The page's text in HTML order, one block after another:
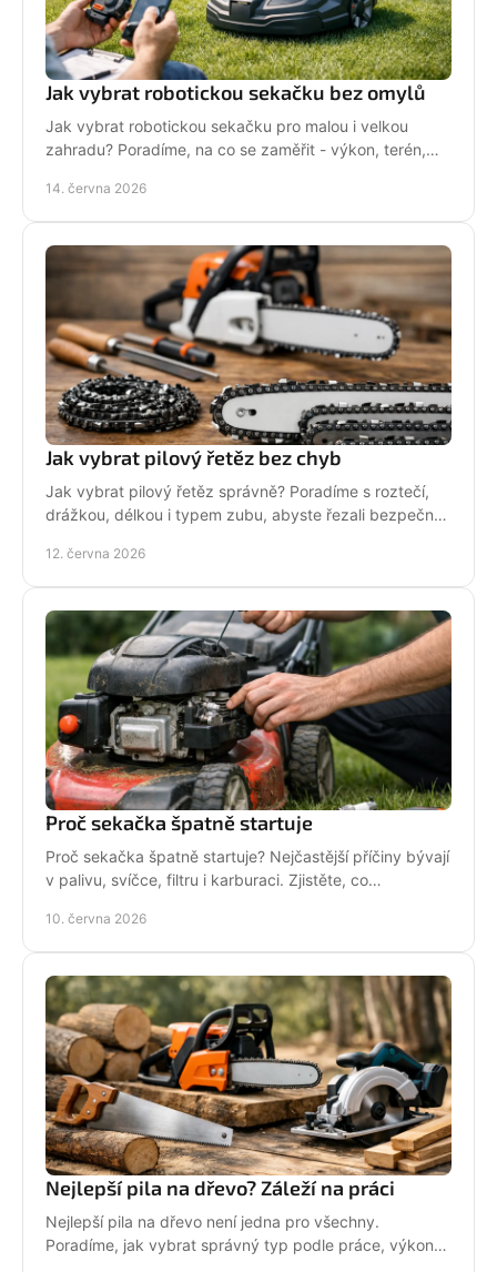
Jak vybrat robotickou sekačku bez omylů
Jak vybrat robotickou sekačku pro malou i velkou
zahradu? Poradíme, na co se zaměřit - výkon, terén,
14. června 2026
Jak vybrat pilový řetěz bez chyb
Jak vybrat pilový řetěz správně? Poradíme s roztečí,
drážkou, délkou i typem zubu, abyste řezali bezpečně,
12. června 2026
Proč sekačka špatně startuje
Proč sekačka špatně startuje? Nejčastější příčiny bývají
v palivu, svíčce, filtru i karburaci. Zjistěte, co
10. června 2026
Nejlepší pila na dřevo? Záleží na práci
Nejlepší pila na dřevo není jedna pro všechny.
Poradíme, jak vybrat správný typ podle práce, výkonu,